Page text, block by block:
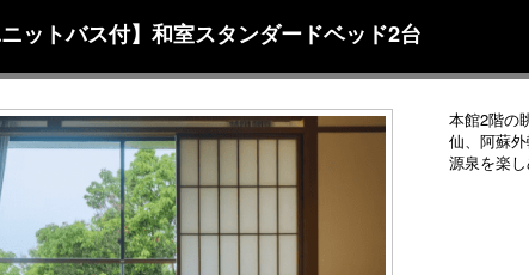
ニットバス付】和室スタンダードベッド2台
本館2階の
仙、阿蘇外
源泉を楽